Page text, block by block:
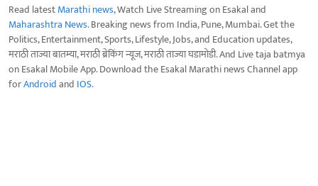
Read latestMarathi news, Watch Live Streaming on Esakal and
Maharashtra News. Breaking news from India, Pune, Mumbai. Get the
Politics, Entertainment, Sports, Lifestyle, Jobs, and Education updates,
मराठी ताज्या बातम्या, मराठी ब्रेकिंग न्यूज, मराठी ताज्या घडामोडी. And Live taja batmya
on Esakal Mobile App. Download the Esakal Marathi news Channel app
forAndroidand IOS.